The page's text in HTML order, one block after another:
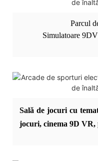
Parcul
Simulatoare
Sală de jocuri cu
jocuri, cinema 9D